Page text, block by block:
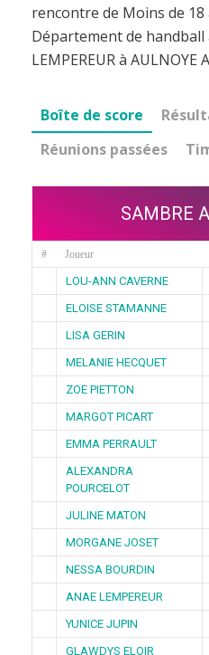
rencontre de Moins de 18
Département de handball
LEMPEREUR à AULNOYE
Boîte de score
Réunions passées
SAMBRE
# Joueur
LOU-ANN CAVERNE
ELOISE STAMANNE
LISA GERIN
MELANIE HECQUET
ZOE PIETTON
MARGOT PICART
EMMA PERRAULT
ALEXANDRA
POURCELOT
JULINE MATON
MORGANE JOSET
NESSA BOURDIN
ANAE LEMPEREUR
YUNICE JUPIN
GLAWDYS ELOIR